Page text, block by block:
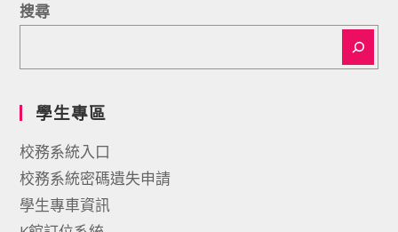
搜尋
學生專區
校務系統入口
校務系統密碼遺失申請
學生專車資訊